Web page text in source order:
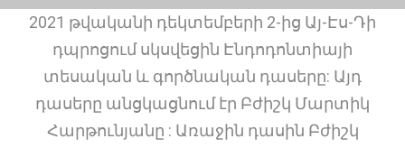
2021 թվականի դեկտեմբերի 2-ից Այ-Էս-Դի
դպրոցում սկսվեցին Էնդոդոնտիայի
տեսական և գործնական դասերը: Այդ
դասերը անցկացնում էր Բժիշկ Մարտիկ
Հարթունյանը : Առաջին դասին Բժիշկ